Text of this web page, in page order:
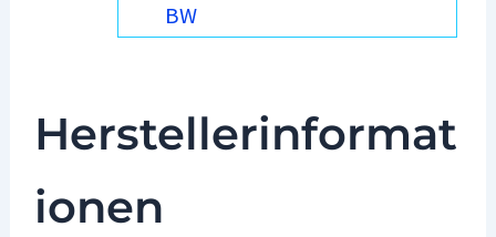
BW
Herstellerinformat
ionen